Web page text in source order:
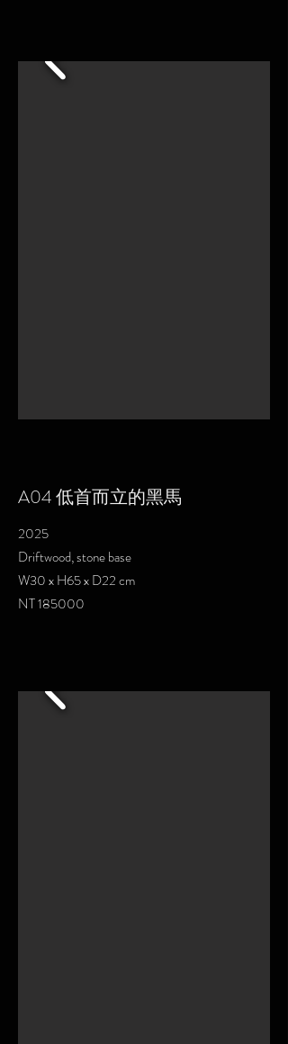
A04 低首而立的黑馬
2025
Driftwood, stone base
W30 x H65 x D22 cm
NT 185000